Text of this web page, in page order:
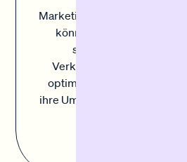
Marketingmaßnahmen
können Händler
saisonale
Verkaufschancen
optimal nutzen und
ihre Umsätze steigern.